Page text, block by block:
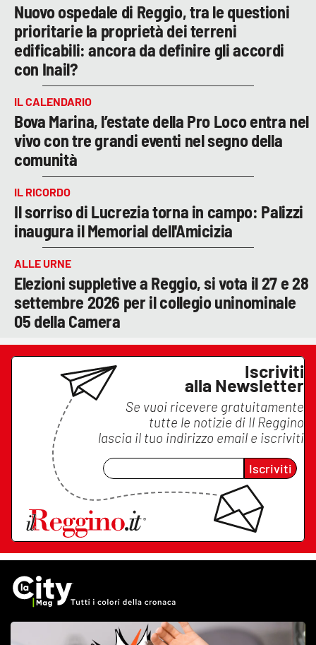
Nuovo ospedale di Reggio, tra le questioni
prioritarie la proprietà dei terreni
edificabili: ancora da definire gli accordi
con Inail?
IL CALENDARIO
Bova Marina, l’estate della Pro Loco entra nel
vivo con tre grandi eventi nel segno della
comunità
IL RICORDO
Il sorriso di Lucrezia torna in campo: Palizzi
inaugura il Memorial dell'Amicizia
ALLE URNE
Elezioni suppletive a Reggio, si vota il 27 e 28
settembre 2026 per il collegio uninominale
05 della Camera
Iscriviti
alla Newsletter
Se vuoi ricevere gratuitamente
tutte le notizie di Il Reggino
lascia il tuo indirizzo email e iscriviti
Iscriviti